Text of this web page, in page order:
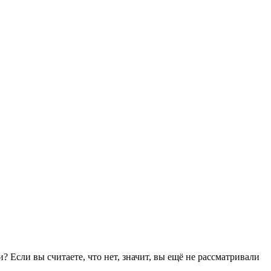
вы считаете, что нет, значит, вы ещё не рассматривали